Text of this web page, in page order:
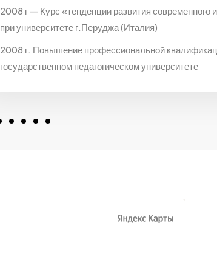
2008 г — Курс «тенденции развития современного
при университете г.Перуджа (Италия)
2008 г. Повышение профессиональной
государственном педагогическом университете